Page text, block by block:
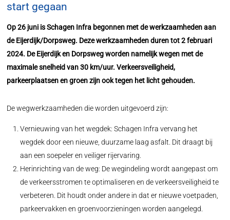
start gegaan
Op 26 juni is Schagen Infra begonnen met de werkzaamheden aan
de Eijerdijk/Dorpsweg. Deze werkzaamheden duren tot 2 februari
2024. De Eijerdijk en Dorpsweg worden namelijk wegen met de
maximale snelheid van 30 km/uur. Verkeersveiligheid,
parkeerplaatsen en groen zijn ook tegen het licht gehouden.
De wegwerkzaamheden die worden uitgevoerd zijn:
Vernieuwing van het wegdek: Schagen Infra vervang het
wegdek door een nieuwe, duurzame laag asfalt. Dit draagt bij
aan een soepeler en veiliger rijervaring.
Herinrichting van de weg: De wegindeling wordt aangepast om
de verkeersstromen te optimaliseren en de verkeersveiligheid te
verbeteren. Dit houdt onder andere in dat er nieuwe voetpaden,
parkeervakken en groenvoorzieningen worden aangelegd.